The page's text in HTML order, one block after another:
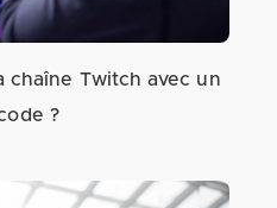
chaîne Twitch avec un
?